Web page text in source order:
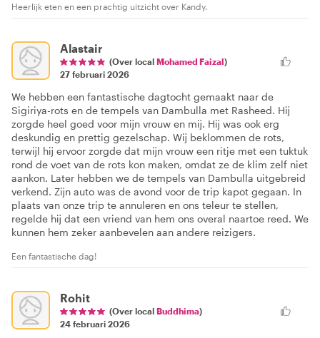
Heerlijk eten en een prachtig uitzicht over Kandy.
Alastair
(Over local Mohamed Faizal)
27 februari 2026
We hebben een fantastische dagtocht gemaakt naar de
Sigiriya-rots en de tempels van Dambulla met Rasheed. Hij
zorgde heel goed voor mijn vrouw en mij. Hij was ook erg
deskundig en prettig gezelschap. Wij beklommen de rots,
terwijl hij ervoor zorgde dat mijn vrouw een ritje met een tuktuk
rond de voet van de rots kon maken, omdat ze de klim zelf niet
aankon. Later hebben we de tempels van Dambulla uitgebreid
verkend. Zijn auto was de avond voor de trip kapot gegaan. In
plaats van onze trip te annuleren en ons teleur te stellen,
regelde hij dat een vriend van hem ons overal naartoe reed. We
kunnen hem zeker aanbevelen aan andere reizigers.
Een fantastische dag!
Rohit
(Over local Buddhima)
24 februari 2026